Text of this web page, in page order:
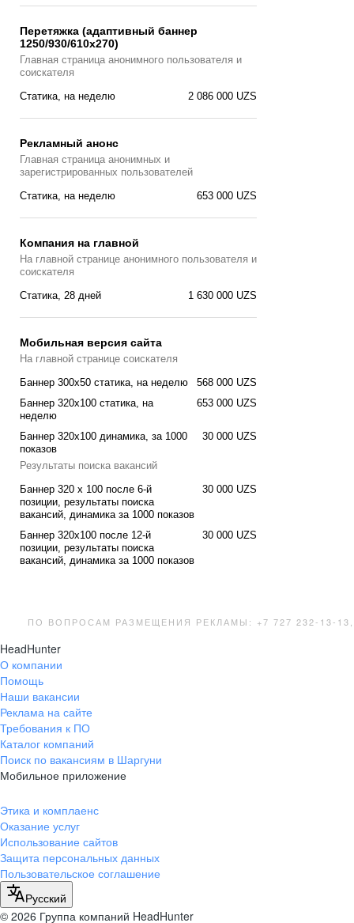
Перетяжка (адаптивный баннер
1250/930/610х270)
Главная страницa анонимного пользователя и
соискателя
2 086 000 UZS
Статика, на неделю
Рекламный анонс
Главная страница анонимных и
зарегистрированных пользователей
653 000 UZS
Статика, на неделю
Компания на главной
На главной странице анонимного пользователя и
соискателя
1 630 000 UZS
Статика, 28 дней
Мобильная версия сайта
На главной странице соискателя
568 000 UZS
Баннер 300x50 статика, на неделю
653 000 UZS
Баннер 320x100 cтатика, на
неделю
30 000 UZS
Баннер 320x100 динамика, за 1000
показов
Результаты поиска вакансий
30 000 UZS
Баннер 320 x 100 после 6-й
позиции, результаты поиска
вакансий, динамика за 1000 показов
30 000 UZS
Баннер 320x100 после 12-й
позиции, результаты поиска
вакансий, динамика за 1000 показов
ПО ВОПРОСАМ РАЗМЕЩЕНИЯ РЕКЛАМЫ: +7 727 232-13-13,
HeadHunter
О компании
Помощь
Наши вакансии
Реклама на сайте
Требования к ПО
Каталог компаний
Поиск по вакансиям в Шаргуни
Мобильное приложение
Этика и комплаенс
Оказание услуг
Использование сайтов
Защита персональных данных
Пользовательское соглашение
Русский
© 2026 Группа компаний HeadHunter